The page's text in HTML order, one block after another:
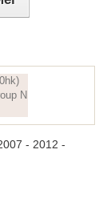
- 2012 -